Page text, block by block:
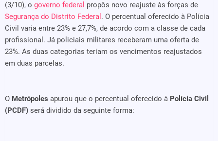
(3/10), o governo federal propôs novo reajuste às forças de
Segurança do Distrito Federal . O percentual oferecido à Polícia
Civil varia entre 23% e 27,7%, de acordo com a classe de cada
profissional. Já policiais militares receberam uma oferta de
23%. As duas categorias teriam os vencimentos reajustados
em duas parcelas.
O Metrópoles apurou que o percentual oferecido à Polícia Civil
(PCDF) será dividido da seguinte forma: